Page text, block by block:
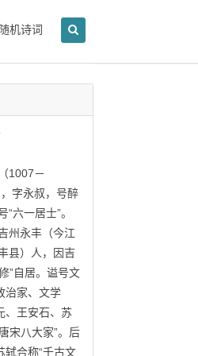
随机诗词
1007－
字永叔，号醉
“六一居士”。
州永丰（今江
县）人，因吉
”自居。谥号文
治家、文学
、王安石、苏
宋八大家”。后
轼合称“千古文